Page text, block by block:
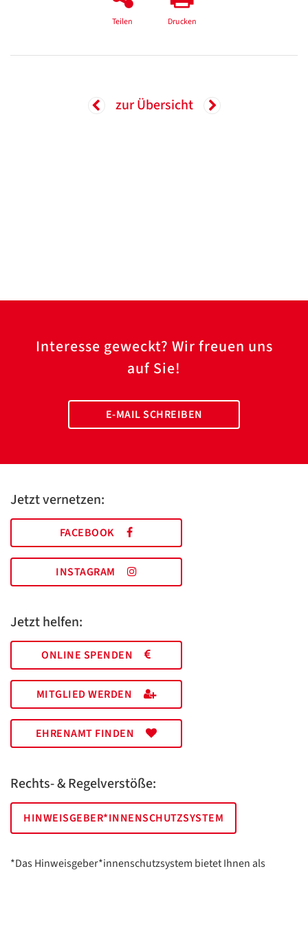
Teilen Drucken
zur Übersicht
Interesse geweckt? Wir freuen uns
auf Sie!
E-MAIL SCHREIBEN
Jetzt vernetzen:
FACEBOOK
INSTAGRAM
Jetzt helfen:
ONLINE SPENDEN
MITGLIED WERDEN
EHRENAMT FINDEN
Rechts- & Regelverstöße:
HINWEISGEBER*INNENSCHUTZSYSTEM
*Das Hinweisgeber*innenschutzsystem bietet Ihnen als